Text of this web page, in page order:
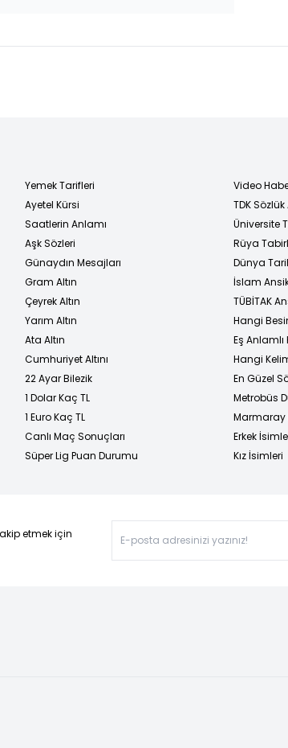
Yemek Tarifleri
Ayetel Kürsi
Saatlerin Anlamı
Aşk Sözleri
Günaydın Mesajları
Gram Altın
Çeyrek Altın
Yarım Altın
Ata Altın
Cumhuriyet Altını
22 Ayar Bilezik
1 Dolar Kaç TL
1 Euro Kaç TL
Canlı Maç Sonuçları
Süper Lig Puan Durumu
Video
TDK
Üniversite
Rüya
Dünya
İslam
TÜBİTAK
Hangi
Eş
Hangi
En Güzel
Metrobüs
Marmaray
Erkek
Kız İsimleri
etmek için